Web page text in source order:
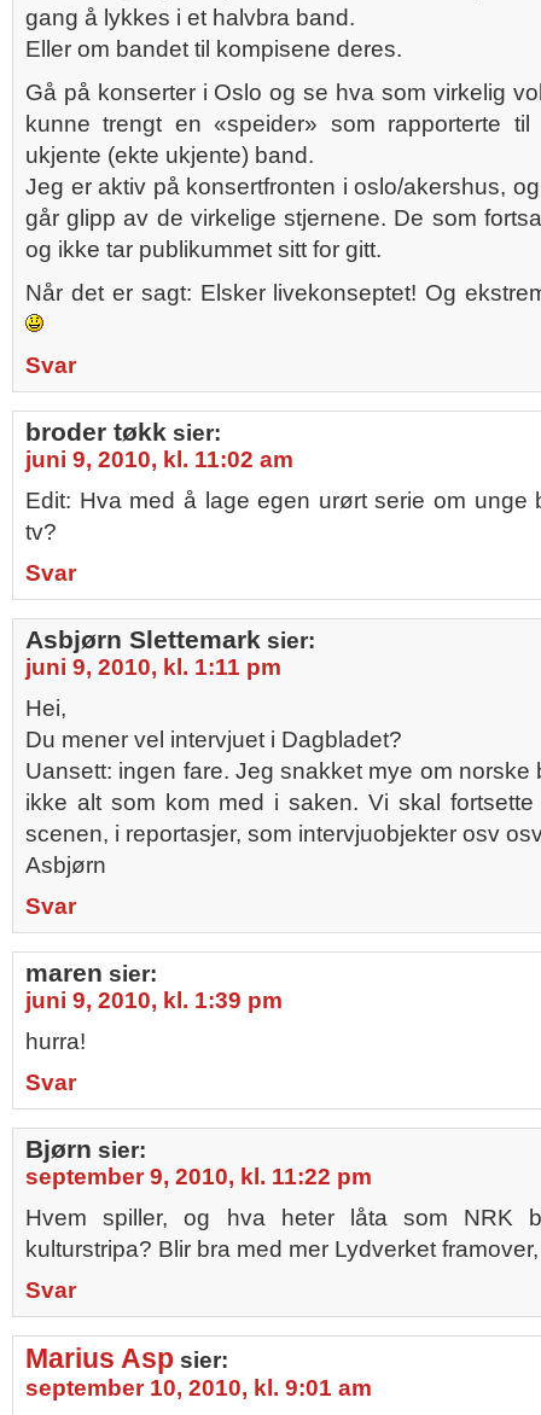
gang å lykkes i et halvbra band.
Eller om bandet til kompisene deres.
Gå på konserter i Oslo og se hva som virkelig
kunne trengt en «speider» som rapporterte
ukjente (ekte ukjente) band.
Jeg er aktiv på konsertfronten i oslo/akershus,
går glipp av de virkelige stjernene. De som
og ikke tar publikummet sitt for gitt.
Når det er sagt: Elsker livekonseptet! Og
Svar
broder tøkk sier:
juni 9, 2010, kl. 11:02 am
Edit: Hva med å lage egen urørt serie om unge
tv?
Svar
Asbjørn Slettemark sier:
juni 9, 2010, kl. 1:11 pm
Hei,
Du mener vel intervjuet i Dagbladet?
Uansett: ingen fare. Jeg snakket mye om norske
ikke alt som kom med i saken. Vi skal
scenen, i reportasjer, som intervjuobjekter osv
Asbjørn
Svar
maren sier:
juni 9, 2010, kl. 1:39 pm
hurra!
Svar
Bjørn sier:
september 9, 2010, kl. 11:22 pm
Hvem spiller, og hva heter låta som NRK
kulturstripa? Blir bra med mer Lydverket
Svar
Marius Asp sier:
september 10, 2010, kl. 9:01 am